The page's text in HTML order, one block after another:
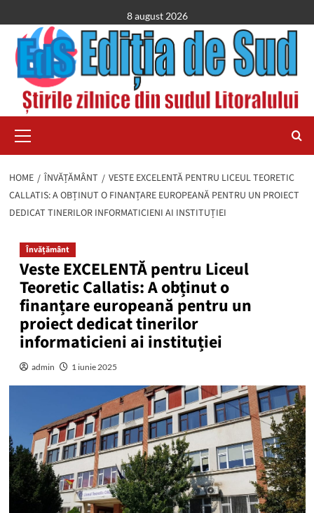
to
content
8 august 2026
Menu
HOME ÎNVĂȚĂMÂNT
VESTE EXCELENTĂ PENTRU LICEUL TEORETIC
CALLATIS: A OBȚINUT O FINANȚARE EUROPEANĂ PENTRU UN PROIECT
DEDICAT TINERILOR INFORMATICIENI AI INSTITUȚIEI
Învățământ
Veste EXCELENTĂ pentru Liceul
Teoretic Callatis: A obținut o
finanțare europeană pentru un
proiect dedicat tinerilor
informaticieni ai instituției
admin 1 iunie 2025